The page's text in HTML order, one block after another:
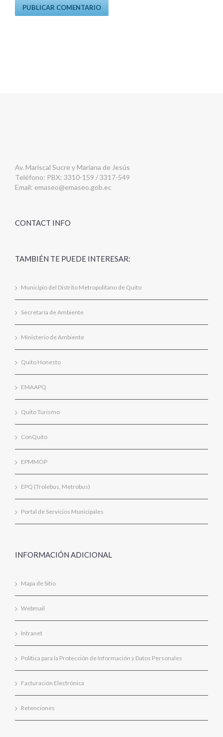
Av. Mariscal Sucre y Mariana de Jesús
Teléfono: PBX: 3310-159 / 3317-549
Email: emaseo@emaseo.gob.ec
CONTACT INFO
TAMBIÉN TE PUEDE INTERESAR:
Municipio del Distrito Metropolitano de Quito
Secretaría de Ambiente
Ministerio de Ambiente
Quito Honesto
EMAAPQ
Quito Turismo
ConQuito
EPMMOP
EPQ (Trolebus, Metrobus)
Portal de Servicios Municipales
INFORMACIÓN ADICIONAL
Mapa de Sitio
Webmail
Intranet
Política para la Protección de Información y Datos Personales
Facturación Electrónica
Retenciones